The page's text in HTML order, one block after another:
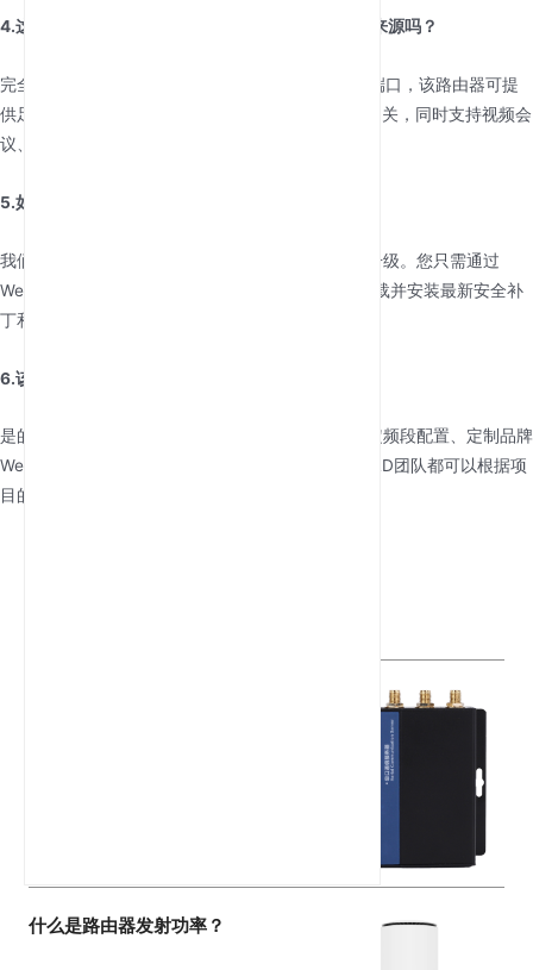
4.这款5G路由器可以作为小型办公室的主要互联网来源吗？
完全可以。凭借AX3000 WiFi 6和4个Gigabit LAN端口，该路由器可提
供足够的带宽和稳定性，作为20-30人办公室的主网关，同时支持视频会
议、云存储和ERP系统运行。
5.如何升级这些设备的固件？
我们的路由器支持FOTA (Firmware Over-The-Air)升级。您只需通过
Web-UI检查更新，设备即可自动从我们的服务器下载并安装最新安全补
丁和性能增强内容。
6.该设备是否支持针对特定项目的硬件定制？
是的。我们专注于硬件和软件定制。无论您需要特定频段配置、定制品牌
Web UI，还是集成eSIM支持，我们的内部制造与R&D团队都可以根据项
目的具体要求定制硬件。
什么是路由器发射功率？